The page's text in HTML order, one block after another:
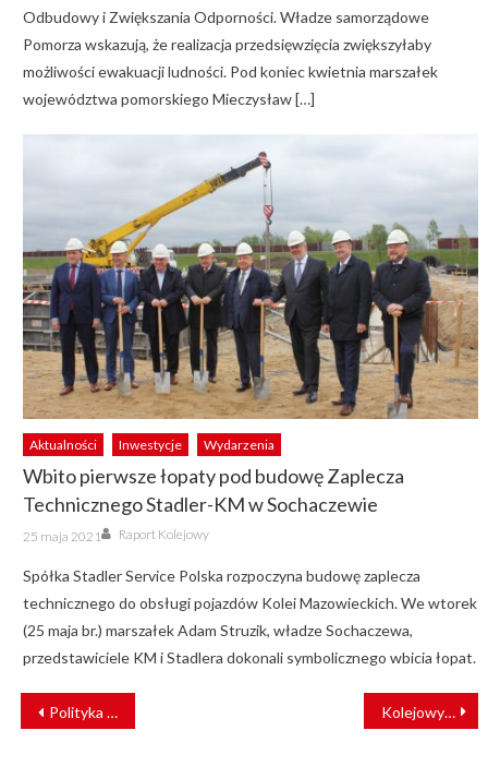
Odbudowy i Zwiększania Odporności. Władze samorządowe
Pomorza wskazują, że realizacja przedsięwzięcia zwiększyłaby
możliwości ewakuacji ludności. Pod koniec kwietnia marszałek
województwa pomorskiego Mieczysław […]
Aktualności Inwestycje Wydarzenia
Wbito pierwsze łopaty pod budowę Zaplecza
Technicznego Stadler-KM w Sochaczewie
Posted
on
25 maja 2021 Author
Raport Kolejowy
Spółka Stadler Service Polska rozpoczyna budowę zaplecza
technicznego do obsługi pojazdów Kolei Mazowieckich. We wtorek
(25 maja br.) marszałek Adam Struzik, władze Sochaczewa,
przedstawiciele KM i Stadlera dokonali symbolicznego wbicia łopat.
NAWIGACJA
WPISU
Polityka IT Grupy PKP i PKP PLK Kolejowy ruch międzynarodowy – dokąd nie dojedziemy?